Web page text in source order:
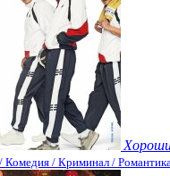
Комедия / Криминал /